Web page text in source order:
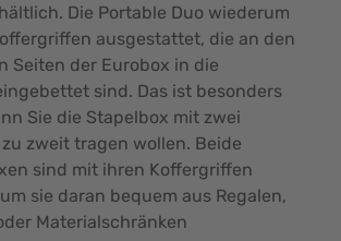
Die Portable Duo wiederum
ausgestattet, die an den
Seiten der Eurobox in die
sind. Das ist besonders
Sie die Stapelbox mit zwei
zweit tragen wollen. Beide
sind mit ihren Koffergriffen
sie daran bequem aus Regalen,
Materialschränken